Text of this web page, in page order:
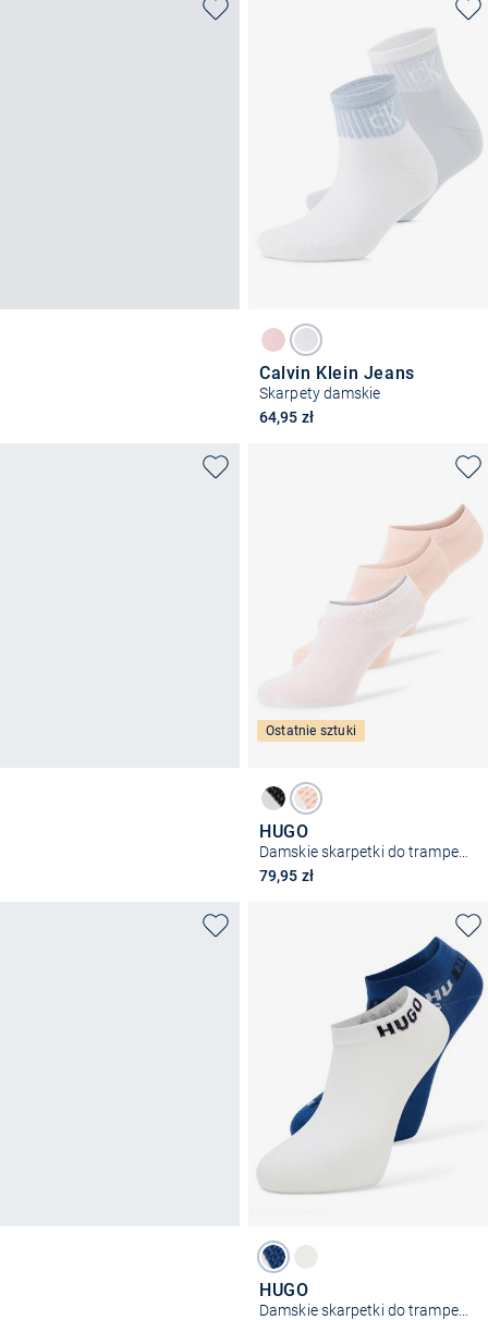
Calvin Klein Jeans
Skarpety damskie
64,95 zł
Ostatnie sztuki
HUGO
Damskie skarpetki do trampek w 3-paku - As Logo CC
79,95 zł
HUGO
Damskie skarpetki do trampek w 2-paku - Aaron